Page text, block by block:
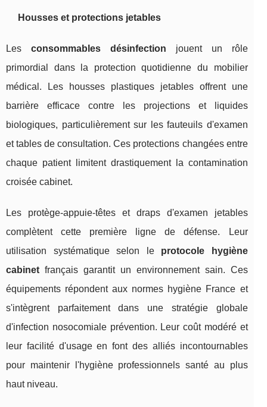
Housses et protections jetables
Les consommables désinfection jouent un rôle
primordial dans la protection quotidienne du mobilier
médical. Les housses plastiques jetables offrent une
barrière efficace contre les projections et liquides
biologiques, particulièrement sur les fauteuils d'examen
et tables de consultation. Ces protections changées entre
chaque patient limitent drastiquement la contamination
croisée cabinet.
Les protège-appuie-têtes et draps d'examen jetables
complètent cette première ligne de défense. Leur
utilisation systématique selon le protocole hygiène
cabinet français garantit un environnement sain. Ces
équipements répondent aux normes hygiène France et
s'intègrent parfaitement dans une stratégie globale
d'infection nosocomiale prévention. Leur coût modéré et
leur facilité d'usage en font des alliés incontournables
pour maintenir l'hygiène professionnels santé au plus
haut niveau.